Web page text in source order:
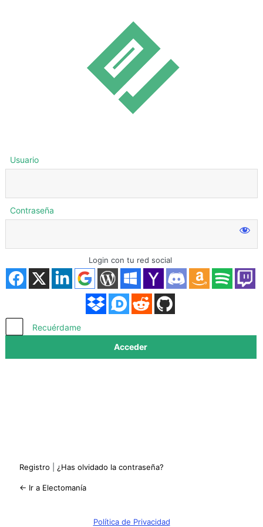
Acceder
Usuario
Contraseña
Login con tu red social
Recuérdame
Registro ¿Has olvidado la contraseña?
← Ir a Electomanía
Política de Privacidad